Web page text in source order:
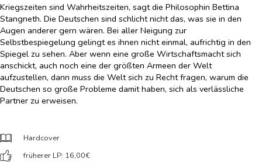
Kriegszeiten sind Wahrheitszeiten, sagt die Philosophin Bettina
Stangneth. Die Deutschen sind schlicht nicht das, was sie in den
Augen anderer gern wären. Bei aller Neigung zur
Selbstbespiegelung gelingt es ihnen nicht einmal, aufrichtig in den
Spiegel zu sehen. Aber wenn eine große Wirtschaftsmacht sich
anschickt, auch noch eine der größten Armeen der Welt
aufzustellen, dann muss die Welt sich zu Recht fragen, warum die
Deutschen so große Probleme damit haben, sich als verlässliche
Partner zu erweisen.
Hardcover
früherer LP: 16,00€